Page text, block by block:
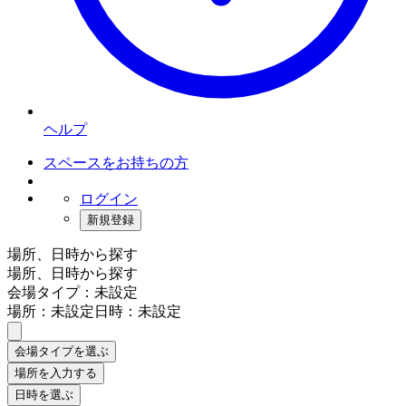
ヘルプ
スペースをお持ちの方
ログイン
新規登録
場所、日時から探す
場所、日時から探す
会場タイプ：未設定
場所：未設定日時：未設定
会場タイプを選ぶ
場所を入力する
日時を選ぶ